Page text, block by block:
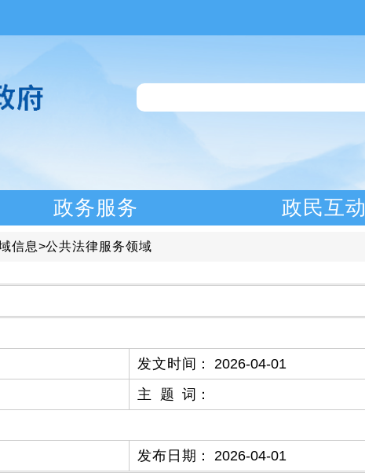
政务服务 政民互动
信息>公共法律服务领域
发文时间 ：
2026-04-01
主题词 ：
发布日期 ： 2026-04-01